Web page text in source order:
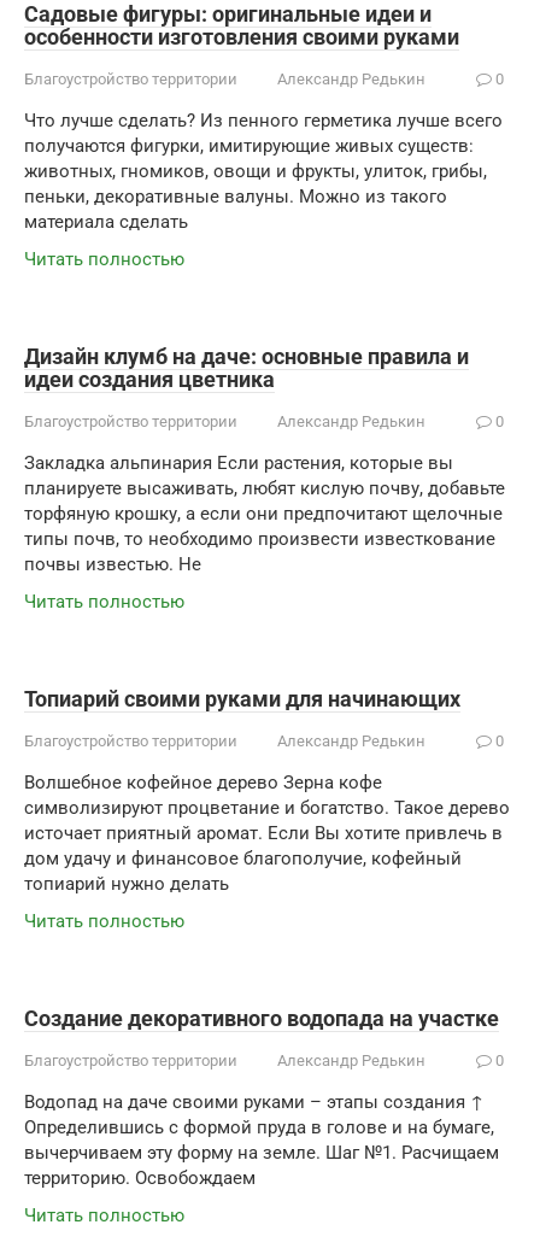
Садовые фигуры: оригинальные идеи и
особенности изготовления своими руками
Благоустройство территории Александр Редькин 0
Что лучше сделать? Из пенного герметика лучше всего
получаются фигурки, имитирующие живых существ:
животных, гномиков, овощи и фрукты, улиток, грибы,
пеньки, декоративные валуны. Можно из такого
материала сделать
Читать полностью
Дизайн клумб на даче: основные правила и
идеи создания цветника
Благоустройство территории Александр Редькин 0
Закладка альпинария Если растения, которые вы
планируете высаживать, любят кислую почву, добавьте
торфяную крошку, а если они предпочитают щелочные
типы почв, то необходимо произвести известкование
почвы известью. Не
Читать полностью
Топиарий своими руками для начинающих
Благоустройство территории Александр Редькин 0
Волшебное кофейное дерево Зерна кофе
символизируют процветание и богатство. Такое дерево
источает приятный аромат. Если Вы хотите привлечь в
дом удачу и финансовое благополучие, кофейный
топиарий нужно делать
Читать полностью
Создание декоративного водопада на участке
Благоустройство территории Александр Редькин 0
Водопад на даче своими руками – этапы создания ↑
Определившись с формой пруда в голове и на бумаге,
вычерчиваем эту форму на земле. Шаг №1. Расчищаем
территорию. Освобождаем
Читать полностью